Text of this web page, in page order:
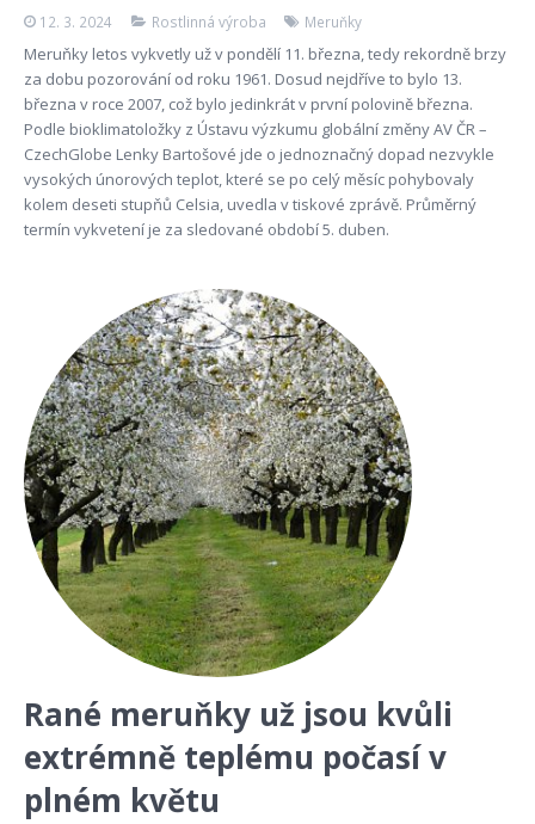
12. 3. 2024 Rostlinná výroba Meruňky
Meruňky letos vykvetly už v pondělí 11. března, tedy rekordně brzy
za dobu pozorování od roku 1961. Dosud nejdříve to bylo 13.
března v roce 2007, což bylo jedinkrát v první polovině března.
Podle bioklimatoložky z Ústavu výzkumu globální změny AV ČR –
CzechGlobe Lenky Bartošové jde o jednoznačný dopad nezvykle
vysokých únorových teplot, které se po celý měsíc pohybovaly
kolem deseti stupňů Celsia, uvedla v tiskové zprávě. Průměrný
termín vykvetení je za sledované období 5. duben.
Rané meruňky už jsou kvůli
extrémně teplému počasí v
plném květu